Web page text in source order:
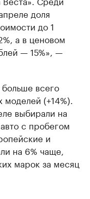
доля
до 1
а в ценовом
— 15%», —
всего
(+14%).
выбирали на
с пробегом
и
на 6% чаще,
марок за месяц